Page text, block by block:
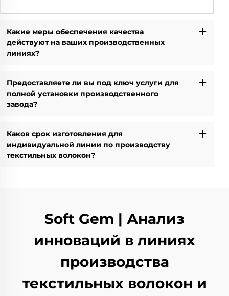
Какие меры обеспечения качества
действуют на ваших производственных
линиях?
Предоставляете ли вы под ключ услуги для
полной установки производственного
завода?
Каков срок изготовления для
индивидуальной линии по производству
текстильных волокон?
Soft Gem | Анализ
инноваций в линиях
производства
текстильных волокон и